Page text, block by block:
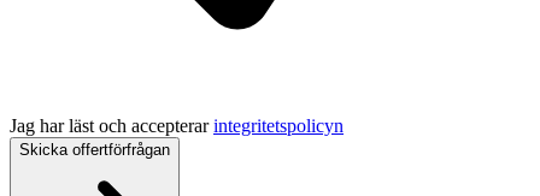
Jag har läst och accepterar integritetspolicyn
Skicka offertförfrågan